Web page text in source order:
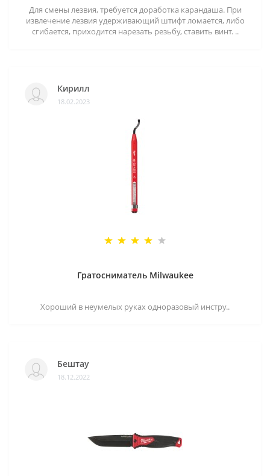
Для смены лезвия, требуется доработка карандаша. При
извлечение лезвия удерживающий штифт ломается, либо
сгибается, приходится нарезать резьбу, ставить винт. ..
Кирилл
18.02.2023
Гратосниматель Milwaukee
Хороший в неумелых руках одноразовый инстру..
Бештау
18.12.2022